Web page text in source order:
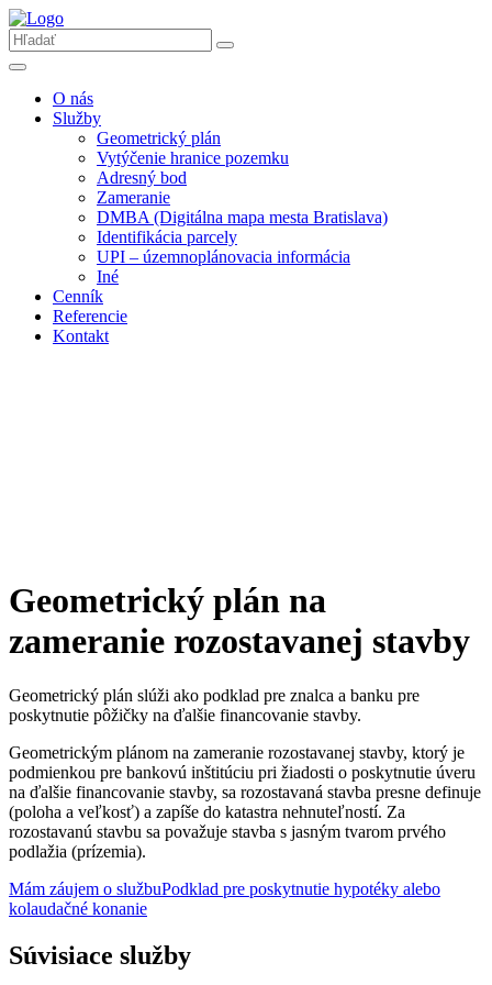
O nás
Služby
Geometrický plán
Vytýčenie hranice pozemku
Adresný bod
Zameranie
DMBA (Digitálna mapa mesta Bratislava)
Identifikácia parcely
UPI – územnoplánovacia informácia
Iné
Cenník
Referencie
Kontakt
Geometrický plán na
zameranie rozostavanej stavby
Geometrický plán slúži ako podklad pre znalca a banku pre
poskytnutie pôžičky na ďalšie financovanie stavby.
Geometrickým plánom na zameranie rozostavanej stavby, ktorý je
podmienkou pre bankovú inštitúciu pri žiadosti o poskytnutie úveru
na ďalšie financovanie stavby, sa rozostavaná stavba presne definuje
(poloha a veľkosť) a zapíše do katastra nehnuteľností. Za
rozostavanú stavbu sa považuje stavba s jasným tvarom prvého
podlažia (prízemia).
Mám záujem o službuPodklad pre poskytnutie hypotéky alebo
kolaudačné konanie
Súvisiace služby